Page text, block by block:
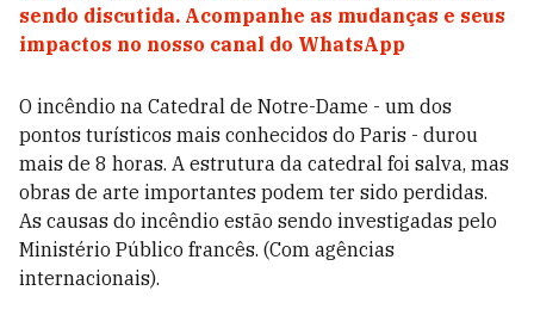
sendo discutida. Acompanhe as mudanças e seus
impactos no nosso canal do WhatsApp
O incêndio na Catedral de Notre-Dame - um dos
pontos turísticos mais conhecidos do Paris - durou
mais de 8 horas. A estrutura da catedral foi salva, mas
obras de arte importantes podem ter sido perdidas.
As causas do incêndio estão sendo investigadas pelo
Ministério Público francês. (Com agências
internacionais).